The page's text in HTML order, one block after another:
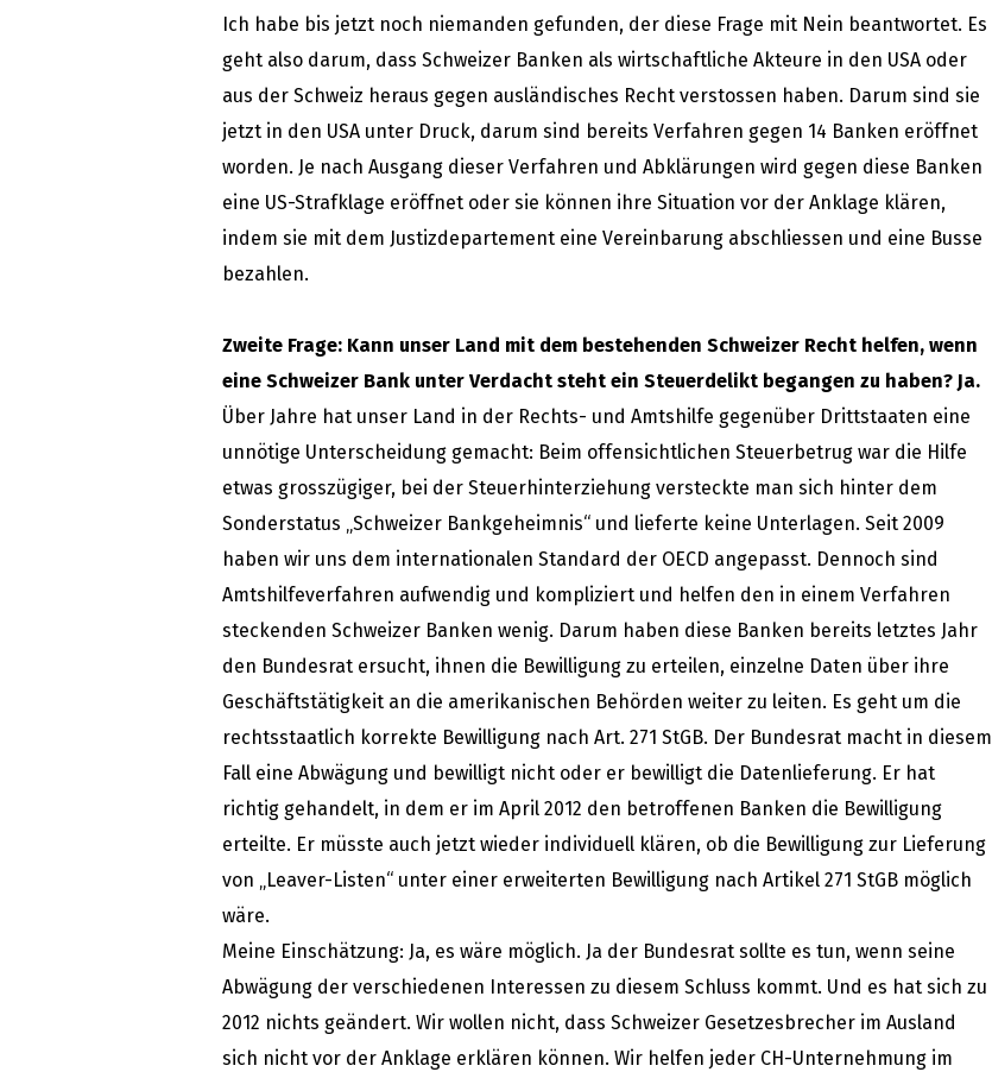
Ich habe bis jetzt noch niemanden gefunden, der diese Frage mit Nein beantwortet. Es
geht also darum, dass Schweizer Banken als wirtschaftliche Akteure in den USA oder
aus der Schweiz heraus gegen ausländisches Recht verstossen haben. Darum sind sie
jetzt in den USA unter Druck, darum sind bereits Verfahren gegen 14 Banken eröffnet
worden. Je nach Ausgang dieser Verfahren und Abklärungen wird gegen diese Banken
eine US-Strafklage eröffnet oder sie können ihre Situation vor der Anklage klären,
indem sie mit dem Justizdepartement eine Vereinbarung abschliessen und eine Busse
bezahlen.
Zweite Frage: Kann unser Land mit dem bestehenden Schweizer Recht helfen, wenn
eine Schweizer Bank unter Verdacht steht ein Steuerdelikt begangen zu haben? Ja.
Über Jahre hat unser Land in der Rechts- und Amtshilfe gegenüber Drittstaaten eine
unnötige Unterscheidung gemacht: Beim offensichtlichen Steuerbetrug war die Hilfe
etwas grosszügiger, bei der Steuerhinterziehung versteckte man sich hinter dem
Sonderstatus „Schweizer Bankgeheimnis“ und lieferte keine Unterlagen. Seit 2009
haben wir uns dem internationalen Standard der OECD angepasst. Dennoch sind
Amtshilfeverfahren aufwendig und kompliziert und helfen den in einem Verfahren
steckenden Schweizer Banken wenig. Darum haben diese Banken bereits letztes Jahr
den Bundesrat ersucht, ihnen die Bewilligung zu erteilen, einzelne Daten über ihre
Geschäftstätigkeit an die amerikanischen Behörden weiter zu leiten. Es geht um die
rechtsstaatlich korrekte Bewilligung nach Art. 271 StGB. Der Bundesrat macht in diesem
Fall eine Abwägung und bewilligt nicht oder er bewilligt die Datenlieferung. Er hat
richtig gehandelt, in dem er im April 2012 den betroffenen Banken die Bewilligung
erteilte. Er müsste auch jetzt wieder individuell klären, ob die Bewilligung zur Lieferung
von „Leaver-Listen“ unter einer erweiterten Bewilligung nach Artikel 271 StGB möglich
wäre.
Meine Einschätzung: Ja, es wäre möglich. Ja der Bundesrat sollte es tun, wenn seine
Abwägung der verschiedenen Interessen zu diesem Schluss kommt. Und es hat sich zu
2012 nichts geändert. Wir wollen nicht, dass Schweizer Gesetzesbrecher im Ausland
sich nicht vor der Anklage erklären können. Wir helfen jeder CH-Unternehmung im